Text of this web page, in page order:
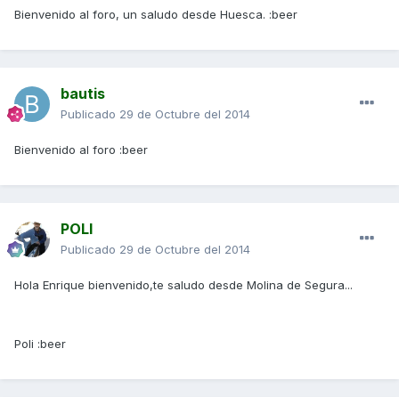
Bienvenido al foro, un saludo desde Huesca. :beer
bautis
Publicado 29 de Octubre del 2014
Bienvenido al foro :beer
POLI
Publicado 29 de Octubre del 2014
Hola Enrique bienvenido,te saludo desde Molina de Segura...
Poli :beer